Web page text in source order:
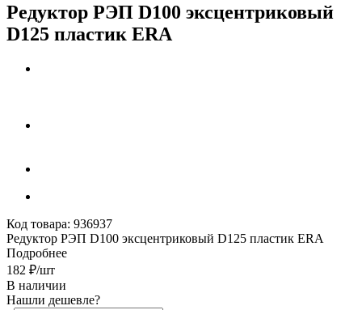
Редуктор РЭП D100 эксцентриковый
D125 пластик ERA
Код товара: 936937
Редуктор РЭП D100 эксцентриковый D125 пластик ERA
Подробнее
182 ₽/шт
В наличии
Нашли дешевле?